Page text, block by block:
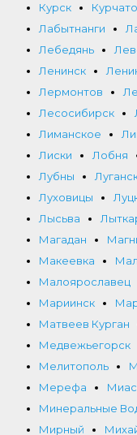
Курск
Лабытнанги
Лебедянь
Ленинск
Лермонтов
Лесосибирск
Лиманское
Лиски
Лобня
Лубны
Луховицы
Лысьва
Магадан
Макеевка
Малоярославец
Мариинск
Матвеев Курган
Медвежьегорск
Мелитополь
Мерефа
Минеральные
Мирный